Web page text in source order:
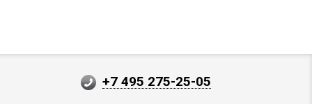
+7 495 275-25-05